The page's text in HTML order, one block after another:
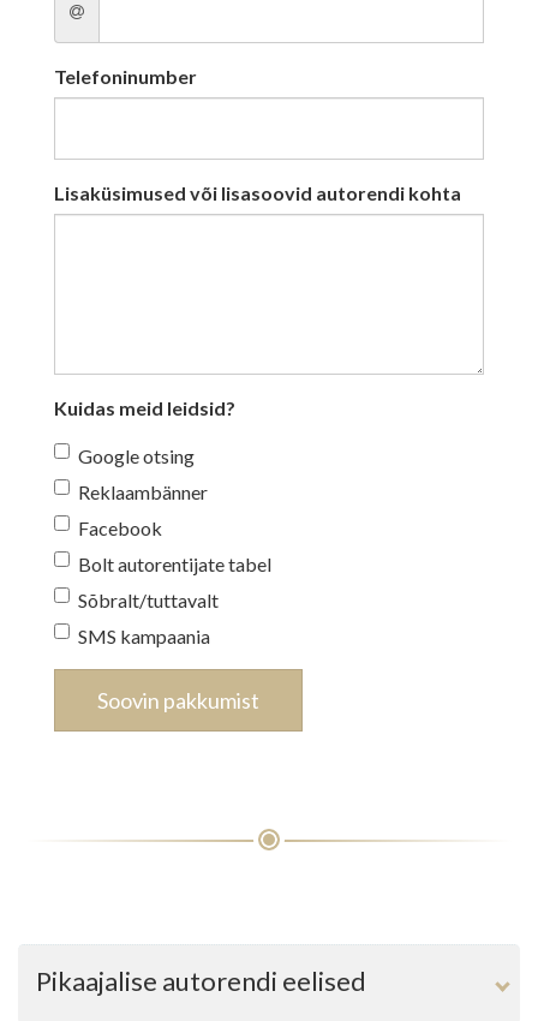
Telefoninumber
Lisaküsimused või lisasoovid autorendi kohta
Kuidas meid leidsid?
Google otsing
Reklaambänner
Facebook
Bolt autorentijate tabel
Sõbralt/tuttavalt
SMS kampaania
Soovin pakkumist
Pikaajalise autorendi eelised